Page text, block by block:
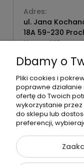
Adres:
ul. Jana
18A 59-230
Numer NIP:
Telefon:
518358020
©2026 Wszelkie
Dbamy o
Pliki cookies i
poprawne
ofertę do Twoich
wykorzystanie
do sklepu lub
preferencji,